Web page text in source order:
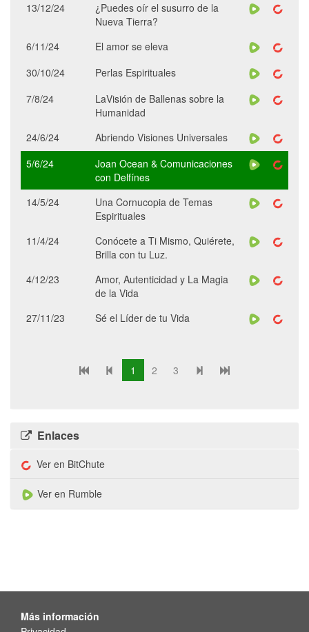
13/12/24
¿Puedes oír el susurro de la
Nueva Tierra?
6/11/24
El amor se eleva
30/10/24
Perlas Espirituales
7/8/24
LaVisión de Ballenas sobre la
Humanidad
24/6/24
Abriendo Visiones Universales
5/6/24
Joan Ocean & Comunicaciones
con Delfínes
14/5/24
Una Cornucopia de Temas
Espirituales
11/4/24
Conócete a Ti Mismo, Quiérete,
Brilla con tu Luz.
4/12/23
Amor, Autenticidad y La Magia
de la Vida
27/11/23
Sé el Líder de tu Vida
1 2 3
Enlaces
Ver en BitChute
Ver en Rumble
Más información